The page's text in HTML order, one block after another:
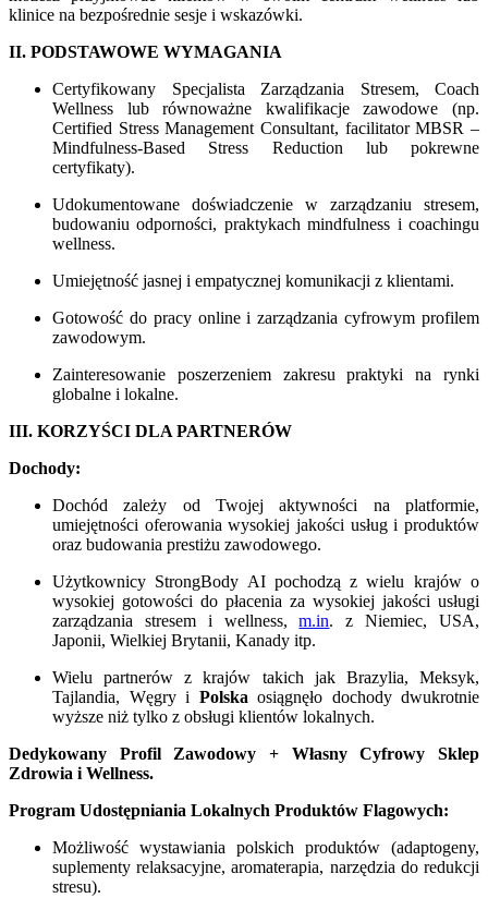
klinice na bezpośrednie sesje i wskazówki.
II. PODSTAWOWE WYMAGANIA
Certyfikowany Specjalista Zarządzania Stresem, Coach
Wellness lub równoważne kwalifikacje zawodowe (np.
Certified Stress Management Consultant, facilitator MBSR –
Mindfulness-Based Stress Reduction lub pokrewne
certyfikaty).
Udokumentowane doświadczenie w zarządzaniu stresem,
budowaniu odporności, praktykach mindfulness i coachingu
wellness.
Umiejętność jasnej i empatycznej komunikacji z klientami.
Gotowość do pracy online i zarządzania cyfrowym profilem
zawodowym.
Zainteresowanie poszerzeniem zakresu praktyki na rynki
globalne i lokalne.
III. KORZYŚCI DLA PARTNERÓW
Dochody:
Dochód zależy od Twojej aktywności na platformie,
umiejętności oferowania wysokiej jakości usług i produktów
oraz budowania prestiżu zawodowego.
Użytkownicy StrongBody AI pochodzą z wielu krajów o
wysokiej gotowości do płacenia za wysokiej jakości usługi
zarządzania stresem i wellness,m.in. z Niemiec, USA,
Japonii, Wielkiej Brytanii, Kanady itp.
Wielu partnerów z krajów takich jak Brazylia, Meksyk,
Tajlandia, Węgry i Polska osiągnęło dochody dwukrotnie
wyższe niż tylko z obsługi klientów lokalnych.
Dedykowany Profil Zawodowy + Własny Cyfrowy Sklep
Zdrowia i Wellness.
Program Udostępniania Lokalnych Produktów Flagowych:
Możliwość wystawiania polskich produktów (adaptogeny,
suplementy relaksacyjne, aromaterapia, narzędzia do redukcji
stresu).